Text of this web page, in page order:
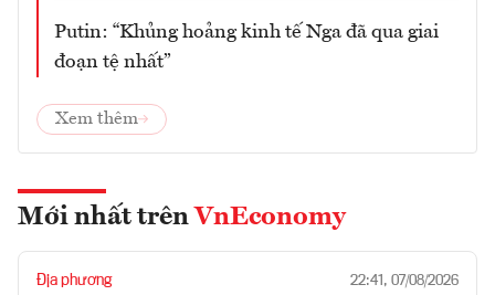
Putin: “Khủng hoảng kinh tế Nga đã qua giai
đoạn tệ nhất”
Xem thêm
Mới nhất trên VnEconomy
Địa phương 22:41, 07/08/2026